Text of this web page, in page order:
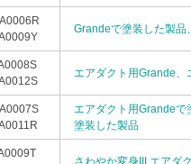
Grandeで塗装した製品
エアダクト用Grande、
エアダクト用Grandeで
塗装した製品
さわやか変身III エアダ